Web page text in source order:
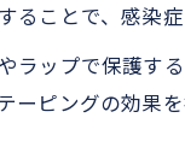
ことで、感染
ップで保護す
ピングの効果を